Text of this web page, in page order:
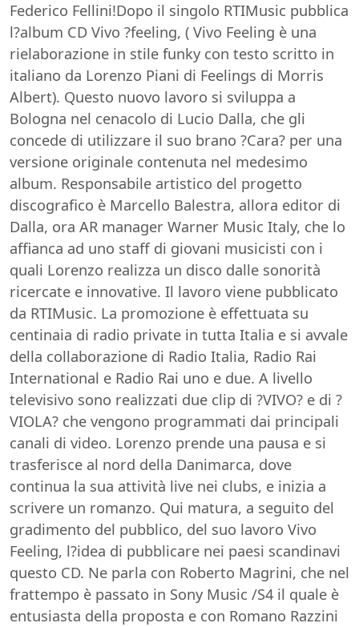
Federico Fellini!Dopo il singolo RTIMusic pubblica
l?album CD Vivo ?feeling, ( Vivo Feeling è una
rielaborazione in stile funky con testo scritto in
italiano da Lorenzo Piani di Feelings di Morris
Albert). Questo nuovo lavoro si sviluppa a
Bologna nel cenacolo di Lucio Dalla, che gli
concede di utilizzare il suo brano ?Cara? per una
versione originale contenuta nel medesimo
album. Responsabile artistico del progetto
discografico è Marcello Balestra, allora editor di
Dalla, ora AR manager Warner Music Italy, che lo
affianca ad uno staff di giovani musicisti con i
quali Lorenzo realizza un disco dalle sonorità
ricercate e innovative. Il lavoro viene pubblicato
da RTIMusic. La promozione è effettuata su
centinaia di radio private in tutta Italia e si avvale
della collaborazione di Radio Italia, Radio Rai
International e Radio Rai uno e due. A livello
televisivo sono realizzati due clip di ?VIVO? e di ?
VIOLA? che vengono programmati dai principali
canali di video. Lorenzo prende una pausa e si
trasferisce al nord della Danimarca, dove
continua la sua attività live nei clubs, e inizia a
scrivere un romanzo. Qui matura, a seguito del
gradimento del pubblico, del suo lavoro Vivo
Feeling, l?idea di pubblicare nei paesi scandinavi
questo CD. Ne parla con Roberto Magrini, che nel
frattempo è passato in Sony Music /S4 il quale è
entusiasta della proposta e con Romano Razzini